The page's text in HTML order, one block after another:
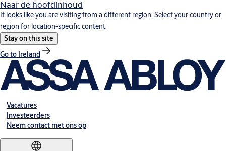
Naar de hoofdinhoud
It looks like you are visiting from a different region. Select your country or
region for location-specific content.
Stay on this site
Go to Ireland
Vacatures
Investeerders
Neem contact met ons op